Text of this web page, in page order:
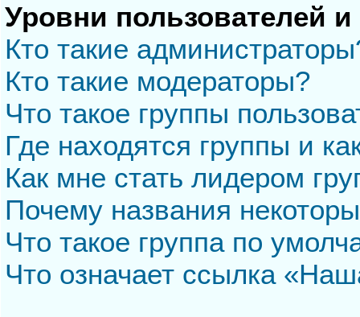
Уровни пользователей
Кто такие
Кто такие модераторы?
Что такое группы
Где находятся группы и
Как мне стать лидером
Почему названия
Что такое группа по
Что означает ссылка